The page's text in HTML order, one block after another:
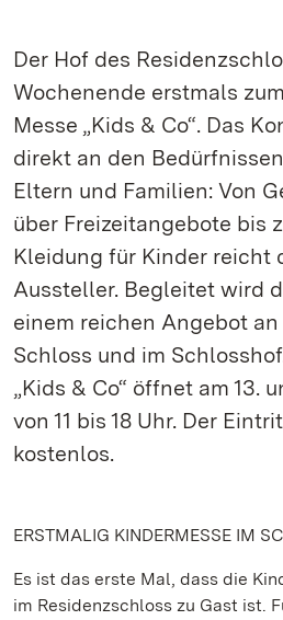
Der Hof des
Wochenende erstmals
Messe „Kids & Co“. Das
direkt an den
Eltern und Familien: Von
über Freizeitangebote bis
Kleidung für Kinder reicht
Aussteller. Begleitet wird
einem reichen Angebot
Schloss und im
„Kids & Co“ öffnet am 13.
von 11 bis 18 Uhr. Der
kostenlos.
ERSTMALIG KINDERMESSE IM
Es ist das erste Mal, dass die
im Residenzschloss zu Gast ist.